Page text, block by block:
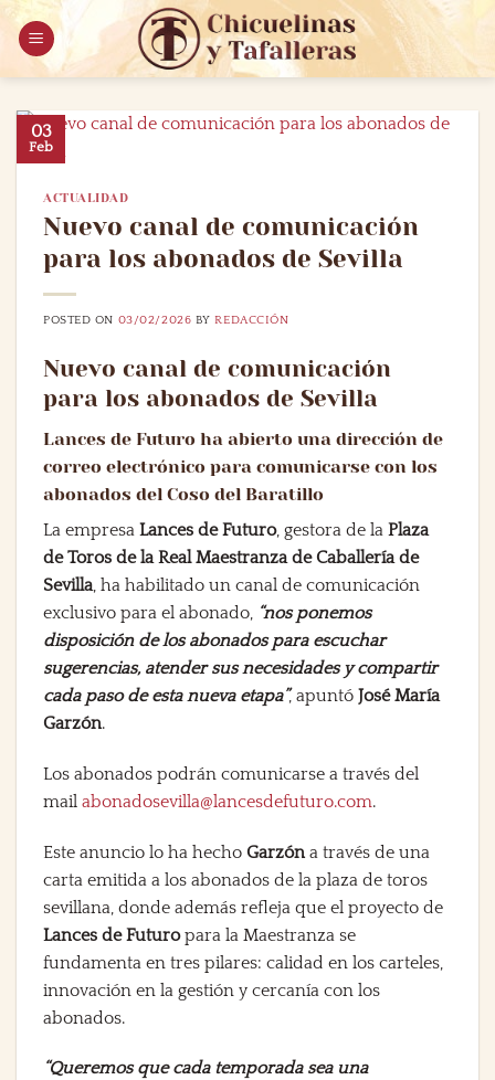
Saltar
contenido
03
Feb
ACTUALIDAD
Nuevo canal de comunicación
para los abonados de Sevilla
POSTED ON 03/02/2026 BYREDACCIÓN
Nuevo canal de comunicación
para los abonados de Sevilla
Lances de Futuro ha abierto una dirección de
correo electrónico para comunicarse con los
abonados del Coso del Baratillo
La empresa Lances de Futuro, gestora de la Plaza
de Toros de la Real Maestranza de Caballería de
Sevilla, ha habilitado un canal de comunicación
exclusivo para el abonado, “nos ponemos
disposición de los abonados para escuchar
sugerencias, atender sus necesidades y compartir
cada paso de esta nueva etapa”, apuntó José María
Garzón.
Los abonados podrán comunicarse a través del
mail abonadosevilla@lancesdefuturo.com.
Este anuncio lo ha hecho Garzón a través de una
carta emitida a los abonados de la plaza de toros
sevillana, donde además refleja que el proyecto de
Lances de Futuropara la Maestranza se
fundamenta en tres pilares: calidad en los carteles,
innovación en la gestión y cercanía con los
abonados.
“Queremos que cada temporada sea una